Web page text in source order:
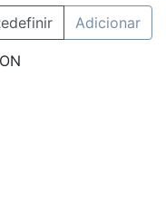
Adicionar